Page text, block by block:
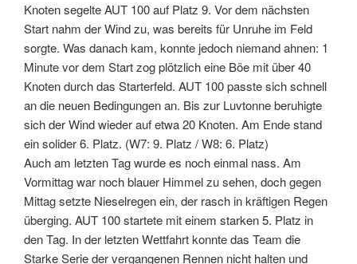
Knoten segelte AUT 100 auf Platz 9. Vor dem nächsten
Start nahm der Wind zu, was bereits für Unruhe im Feld
sorgte. Was danach kam, konnte jedoch niemand ahnen: 1
Minute vor dem Start zog plötzlich eine Böe mit über 40
Knoten durch das Starterfeld. AUT 100 passte sich schnell
an die neuen Bedingungen an. Bis zur Luvtonne beruhigte
sich der Wind wieder auf etwa 20 Knoten. Am Ende stand
ein solider 6. Platz. (W7: 9. Platz / W8: 6. Platz)
Auch am letzten Tag wurde es noch einmal nass. Am
Vormittag war noch blauer Himmel zu sehen, doch gegen
Mittag setzte Nieselregen ein, der rasch in kräftigen Regen
überging. AUT 100 startete mit einem starken 5. Platz in
den Tag. In der letzten Wettfahrt konnte das Team die
Starke Serie der vergangenen Rennen nicht halten und